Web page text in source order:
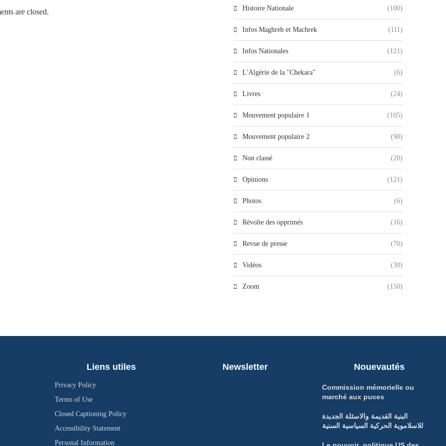
are closed. Histoire Nationale (100)
Infos Maghreb et Machrek (111)
Infos Nationales (121)
L'Algérie de la "Chekara" (6)
Livres (24)
Mouvement populaire 1 (105)
Mouvement populaire 2 (90)
Non classé (20)
Opinions (121)
Photos (6)
Révolte des opprimés (16)
Revue de presse (70)
Vidéos (30)
Zoom (150)
Liens utiles
Privacy Policy
Terms of Use
Closed Captioning Policy
Accessibility Statement
Personal Information
Newsletter Nouevautés
Commission mémorielle ou
marché aux puces
البنية القديمة والاسئلة الجديدة
للاسلاموية الحركية السياسية السنية